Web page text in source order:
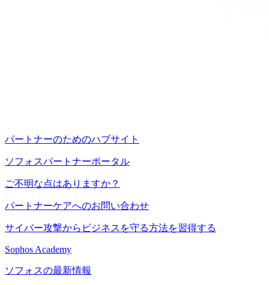
パートナーのためのハブサイト
ソフォスパートナーポータル
ご不明な点はありますか？
パートナーケアへのお問い合わせ
サイバー攻撃からビジネスを守る方法を習得する
Sophos Academy
ソフォスの最新情報